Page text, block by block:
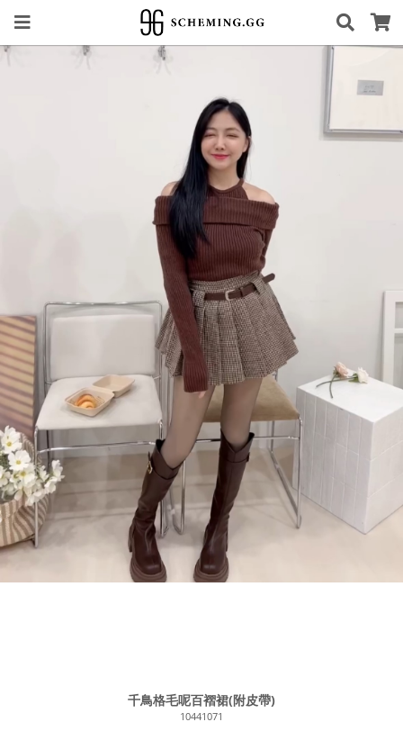
千鳥格毛呢百褶裙(附皮帶)
10441071